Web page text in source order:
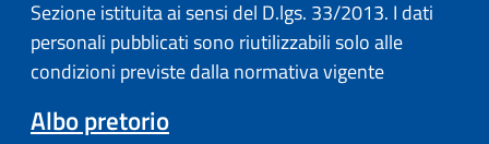
Sezione istituita ai sensi del D.lgs. 33/2013. I dati
personali pubblicati sono riutilizzabili solo alle
condizioni previste dalla normativa vigente
Albo pretorio(apre in un'altra scheda).